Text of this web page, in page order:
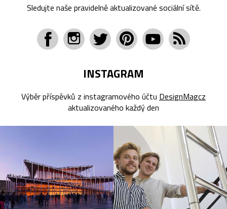
Sledujte naše pravidelně aktualizované sociální sítě.
INSTAGRAM
Výběr příspěvků z instagramového účtu DesignMagcz
aktualizovaného každý den